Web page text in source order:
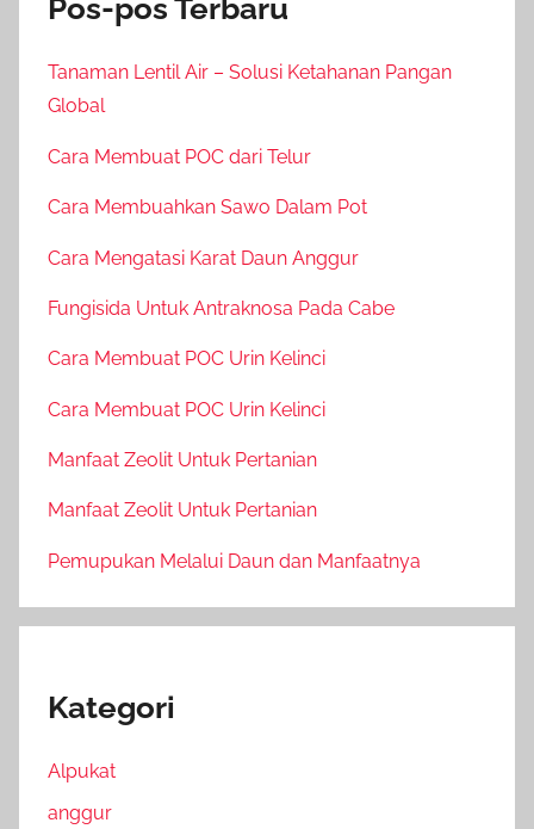
Pos-pos Terbaru
Tanaman Lentil Air – Solusi Ketahanan Pangan
Global
Cara Membuat POC dari Telur
Cara Membuahkan Sawo Dalam Pot
Cara Mengatasi Karat Daun Anggur
Fungisida Untuk Antraknosa Pada Cabe
Cara Membuat POC Urin Kelinci
Cara Membuat POC Urin Kelinci
Manfaat Zeolit Untuk Pertanian
Manfaat Zeolit Untuk Pertanian
Pemupukan Melalui Daun dan Manfaatnya
Kategori
Alpukat
anggur